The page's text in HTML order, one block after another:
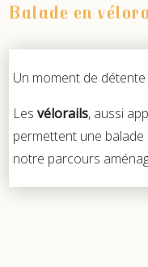
Balade en
Un moment de
Lesvélorails, aussi
permettent une
notre parcours